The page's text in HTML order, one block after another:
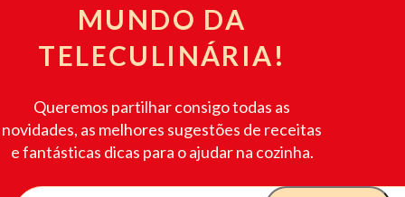
MUNDO DA
TELECULINÁRIA!
Queremos partilhar consigo todas as
novidades, as melhores sugestões de receitas
e fantásticas dicas para o ajudar na cozinha.